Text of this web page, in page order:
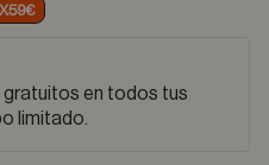
gratuitos en todos tus
limitado.